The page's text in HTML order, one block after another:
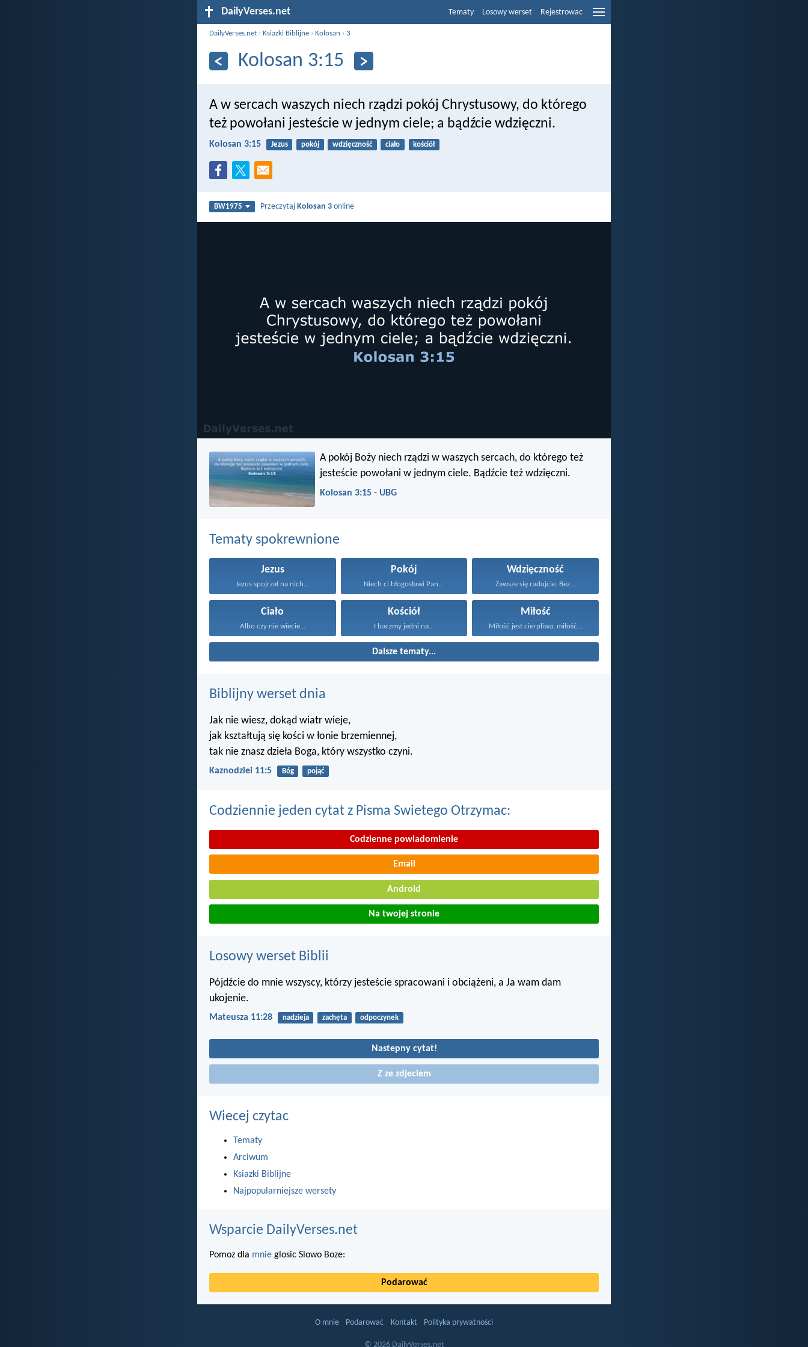
DailyVerses.net Tematy Losowy werset Rejestrowac
DailyVerses.net ›Ksiazki Biblijne ›Kolosan ›3
Kolosan 3:15
A w sercach waszych niech rządzi pokój Chrystusowy, do którego
też powołani jesteście w jednym ciele; a bądźcie wdzięczni.
Kolosan 3:15 Jezus pokój wdzięczność ciało kościół
BW1975 PrzeczytajKolosan 3 online
A pokój Boży niech rządzi w waszych sercach, do którego też
jesteście powołani w jednym ciele. Bądźcie też wdzięczni.
Kolosan 3:15 - UBG
Tematy spokrewnione
Jezus
Jezus spojrzał na nich...
Pokój
Niech ci błogosławi Pan...
Wdzięczność
Zawsze się radujcie. Bez...
Ciało
Albo czy nie wiecie...
Kościół
I baczmy jedni na...
Miłość
Miłość jest cierpliwa, miłość...
Dalsze tematy...
Biblijny werset dnia
Jak nie wiesz, dokąd wiatr wieje,
jak kształtują się kości w łonie brzemiennej,
tak nie znasz dzieła Boga, który wszystko czyni.
Kaznodziei 11:5 Bóg pojąć
Codziennie jeden cytat z Pisma Swietego Otrzymac:
Codzienne powiadomienie
Email
Android
Na twojej stronie
Losowy werset Biblii
Pójdźcie do mnie wszyscy, którzy jesteście spracowani i obciążeni, a Ja wam dam
ukojenie.
Mateusza 11:28 nadzieja zachęta odpoczynek
Nastepny cytat!
Z ze zdjeciem
Wiecej czytac
Tematy
Arciwum
Ksiazki Biblijne
Najpopularniejsze wersety
Wsparcie DailyVerses.net
Pomoz dla mnie glosic Slowo Boze:
Podarować
O mnie Podarować Kontakt Polityka prywatności
© 2026 DailyVerses.net